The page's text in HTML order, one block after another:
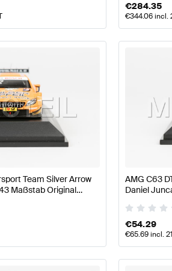
€284.35
€344.06incl.
Team Silver Arrow
Maßstab Original
AMG C63
Daniel
€54.29
€65.69incl.